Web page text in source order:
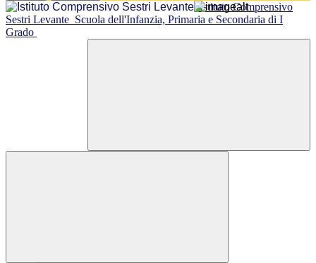
Istituto Comprensivo
Sestri Levante Scuola dell'Infanzia, Primaria e Secondaria di I
Grado